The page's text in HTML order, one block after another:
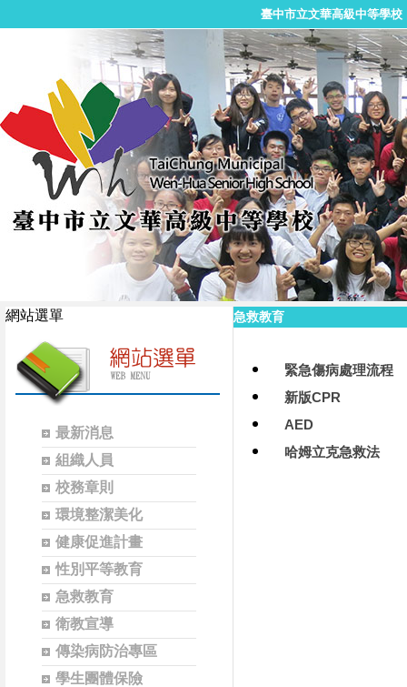
臺中市立文華高級中等學校
網站選單
最新消息
組織人員
校務章則
環境整潔美化
健康促進計畫
性別平等教育
急救教育
衛教宣導
傳染病防治專區
學生團體保險
急救教育
緊急傷病處理流程
新版CPR
AED
哈姆立克急救法